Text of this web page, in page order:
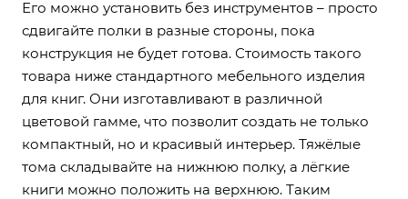
Его можно установить без инструментов – просто
сдвигайте полки в разные стороны, пока
конструкция не будет готова. Стоимость такого
товара ниже стандартного мебельного изделия
для книг. Они изготавливают в различной
цветовой гамме, что позволит создать не только
компактный, но и красивый интерьер. Тяжёлые
тома складывайте на нижнюю полку, а лёгкие
книги можно положить на верхнюю. Таким